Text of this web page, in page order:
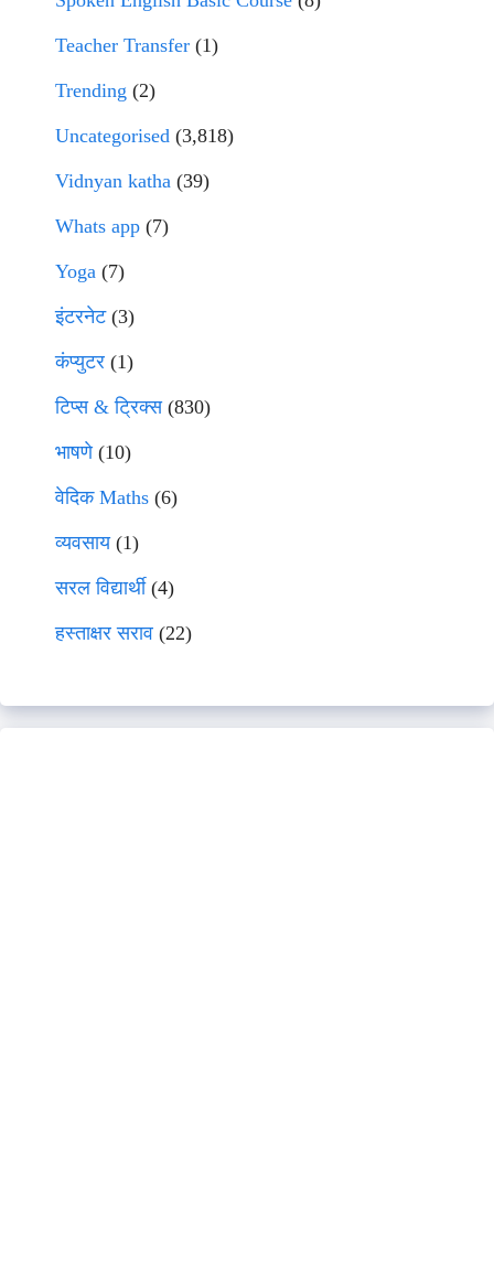
Teacher Transfer (1)
Trending (2)
Uncategorised (3,818)
Vidnyan katha (39)
Whats app (7)
Yoga (7)
इंटरनेट(3)
कंप्युटर (1)
टिप्स & ट्रिक्स(830)
भाषणे(10)
वेदिक Maths (6)
व्यवसाय(1)
सरल विद्यार्थी(4)
हस्ताक्षर सराव (22)